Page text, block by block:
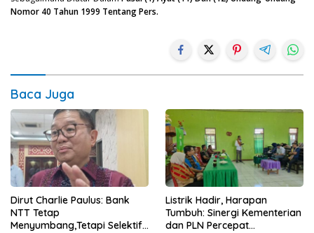
Nomor 40 Tahun 1999 Tentang Pers.
Baca Juga
Dirut Charlie Paulus: Bank
NTT Tetap
Menyumbang,Tetapi Selektif
Listrik Hadir, Harapan
Tumbuh: Sinergi Kementerian
dan PLN Percepat